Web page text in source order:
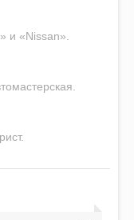
и «Nissan».